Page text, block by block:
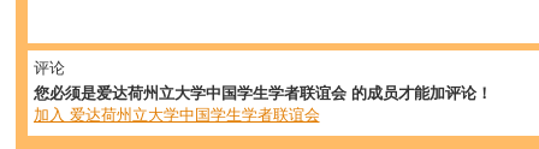
评论
您必须是爱达荷州立大学中国学生学者联谊会 的成员才能加评论！
加入 爱达荷州立大学中国学生学者联谊会